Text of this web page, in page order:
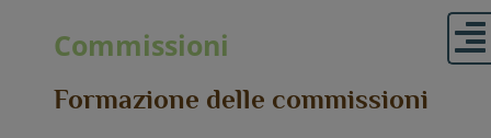
Commissioni
Formazione delle commissioni